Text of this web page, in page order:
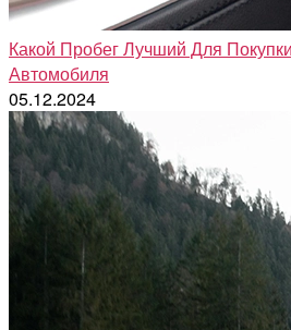
Какой Пробег Лучший Для
Автомобиля
05.12.2024